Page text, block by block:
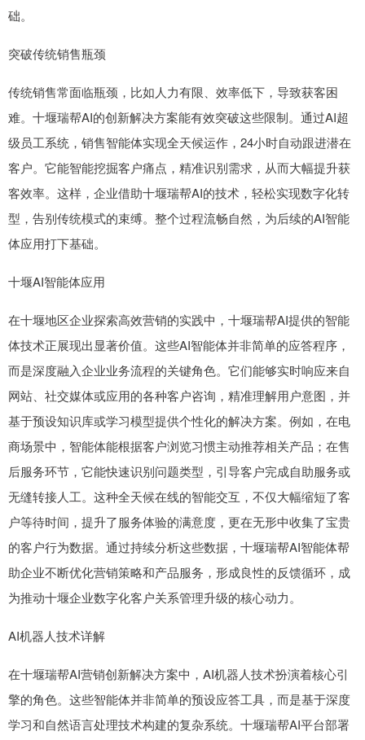
础。
突破传统销售瓶颈
传统销售常面临瓶颈，比如人力有限、效率低下，导致获客困
难。十堰瑞帮AI的创新解决方案能有效突破这些限制。通过AI超
级员工系统，销售智能体实现全天候运作，24小时自动跟进潜在
客户。它能智能挖掘客户痛点，精准识别需求，从而大幅提升获
客效率。这样，企业借助十堰瑞帮AI的技术，轻松实现数字化转
型，告别传统模式的束缚。整个过程流畅自然，为后续的AI智能
体应用打下基础。
十堰AI智能体应用
在十堰地区企业探索高效营销的实践中，十堰瑞帮AI提供的智能
体技术正展现出显著价值。这些AI智能体并非简单的应答程序，
而是深度融入企业业务流程的关键角色。它们能够实时响应来自
网站、社交媒体或应用的各种客户咨询，精准理解用户意图，并
基于预设知识库或学习模型提供个性化的解决方案。例如，在电
商场景中，智能体能根据客户浏览习惯主动推荐相关产品；在售
后服务环节，它能快速识别问题类型，引导客户完成自助服务或
无缝转接人工。这种全天候在线的智能交互，不仅大幅缩短了客
户等待时间，提升了服务体验的满意度，更在无形中收集了宝贵
的客户行为数据。通过持续分析这些数据，十堰瑞帮AI智能体帮
助企业不断优化营销策略和产品服务，形成良性的反馈循环，成
为推动十堰企业数字化客户关系管理升级的核心动力。
AI机器人技术详解
在十堰瑞帮AI营销创新解决方案中，AI机器人技术扮演着核心引
擎的角色。这些智能体并非简单的预设应答工具，而是基于深度
学习和自然语言处理技术构建的复杂系统。十堰瑞帮AI平台部署